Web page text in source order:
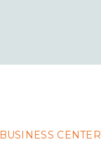
CENTER